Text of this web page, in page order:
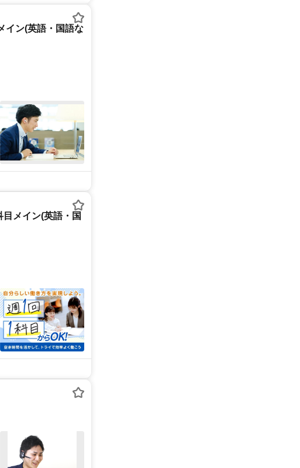
イン(英語・国語な
目メイン(英語・国